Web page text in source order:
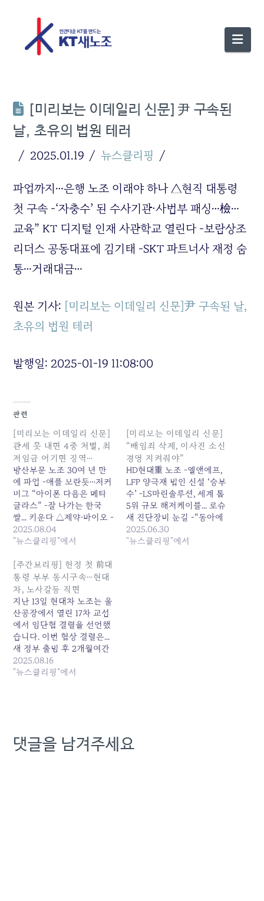
[미리보는 이데일리 신문]尹 구속된
날, 초유의 법원 테러
2025.01.19 뉴스클리핑
파업까지…은행 노조 이래야 하나 △현직 대통령
첫 구속 -‘자충수’ 된 수사기관·사법부 패싱…檢…
교육” KT 디지털 인재 사관학교 열린다 -보람상조
리더스 공동대표에 김기태 -SKT 파트너사 재정 숨
통…거래대금…
원본 기사: [미리보는 이데일리 신문]尹 구속된 날,
초유의 법원 테러
발행일: 2025-01-19 11:08:00
관련
[미리보는 이데일리 신문]
관세 못 내면 4중 처벌, 최
저임금 어기면 징역…
방산부문 노조 30여 년 만
에 파업 -애플 보란듯…저커
버그 “아이폰 다음은 메타
글라스” -잘 나가는 한국
쌀... 키운다 △제약·바이오 -
새 정부 출범 후 7곳 예심청
구…바이오기업 코스닥 상
는... 원본 기사: [미리보는
이데일리 신문]관세 못 내면
4중 처벌, 최저임금 어기면
징역... 발행일: 2025-08-04
12:01:00
2025.08.04
"뉴스클리핑"에서
[미리보는 이데일리 신문]
“배임죄 삭제, 이사진 소신
경영 지켜줘야”
HD현대重 노조 -엘앤에프,
LFP 양극재 법인 신설 ‘승부
수’ -LS마린솔루션, 세계 톱
5위 규모 해저케이블... 로슈
새 진단장비 눈길 -“동아에
스티 신약 개발 총력…3세대
ADC 기술로 승부” -라이넥
2025.06.30
"뉴스클리핑"에서
[주간브리핑] 헌정 첫 前대
통령 부부 동시구속…현대
차, 노사갈등 직면
지난 13일 현대차 노조는 울
산공장에서 열린 17차 교섭
에서 임단협 결렬을 선언했
습니다. 이번 협상 결렬은...
새 정부 출범 후 2개월여간
밀린 금융당국 수장 인선이
마무리 되면서 금융당국 내
2025.08.16
"뉴스클리핑"에서
댓글을 남겨주세요